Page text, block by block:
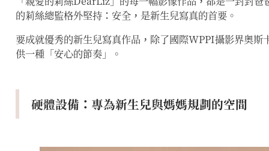
的莉絲總監格外堅持：安全，是新生兒寫真的首要。
要成就優秀的新生兒寫真作品，除了國際WPPI攝影界奧
供一種「安心的節奏」。
硬體設備：專為新生兒與媽媽規劃的空間